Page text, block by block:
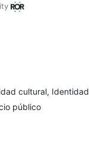
cultural, Identidad
público